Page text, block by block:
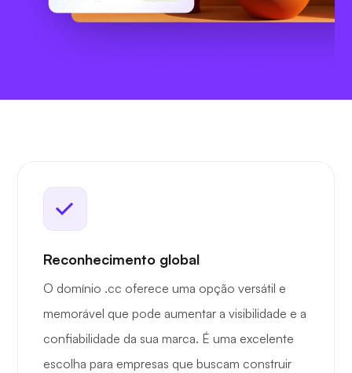
Reconhecimento global
O domínio .cc oferece uma opção versátil e
memorável que pode aumentar a visibilidade e a
confiabilidade da sua marca. É uma excelente
escolha para empresas que buscam construir